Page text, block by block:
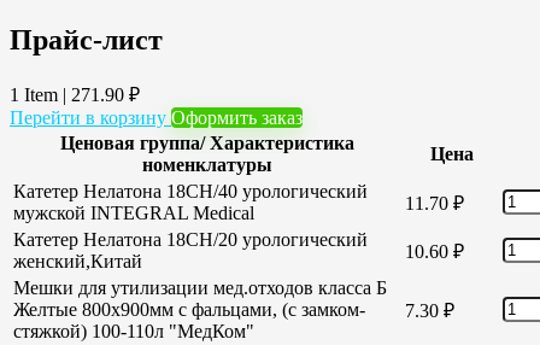
Прайс-лист
1 Item | 271.90 ₽
Перейти в корзину Оформить заказ
Ценовая группа/ Характеристика
номенклатуры
Цена
Катетер Нелатона 18CH/40 урологический
мужской INTEGRAL Medical
11.70 ₽
Катетер Нелатона 18CH/20 урологический
женский,Китай
10.60 ₽
Мешки для утилизации мед.отходов класса Б
Желтые 800х900мм с фальцами, (с замком-
стяжкой) 100-110л "МедКом"
7.30 ₽